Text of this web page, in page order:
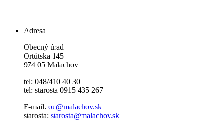
Adresa
Obecný úrad
Ortútska 145
974 05 Malachov
tel: 048/410 40 30
tel: starosta 0915 435 267
E-mail: ou@malachov.sk
starosta: starosta@malachov.sk